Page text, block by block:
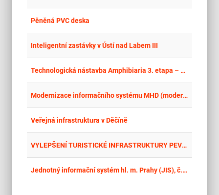
Pěněná PVC deska
Inteligentní zastávky v Ústí nad Labem III
Technologická nástavba Amphibiaria 3. etapa – část vybavení a výroba
Modernizace informačního systému MHD (modernizace zastávkových označníků), Teplice
Veřejná infrastruktura v Děčíně
VYLEPŠENÍ TURISTICKÉ INFRASTRUKTURY PEVNOSTI TEREZÍN
Jednotný informační systém hl. m. Prahy (JIS), č. akce 1150